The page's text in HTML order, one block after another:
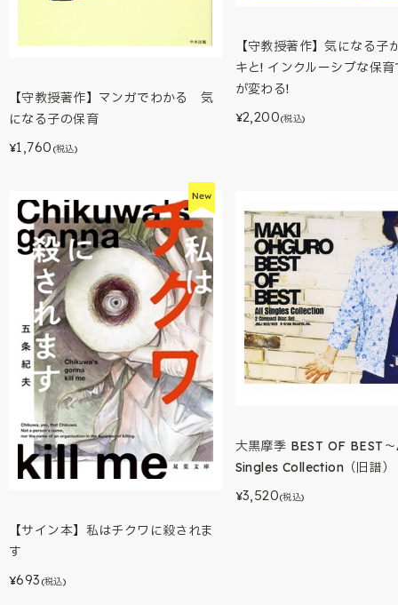
【守教授著作】マンガでわかる 気
になる子の保育
¥1,760 (税込)
【守教授著作】気になる子
キと! インクルーシブな保
が変わる!
¥2,200(税込)
【サイン本】私はチクワに殺されま
す
¥693 (税込)
大黒摩季 BEST OF BEST
Singles Collection（旧譜）
¥3,520(税込)